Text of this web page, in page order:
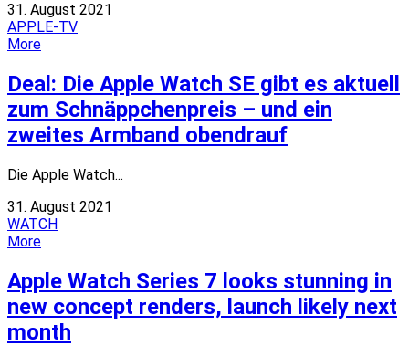
31. August 2021
APPLE-TV
More
Deal: Die Apple Watch SE gibt es aktuell
zum Schnäppchenpreis – und ein
zweites Armband obendrauf
Die Apple Watch...
31. August 2021
WATCH
More
Apple Watch Series 7 looks stunning in
new concept renders, launch likely next
month